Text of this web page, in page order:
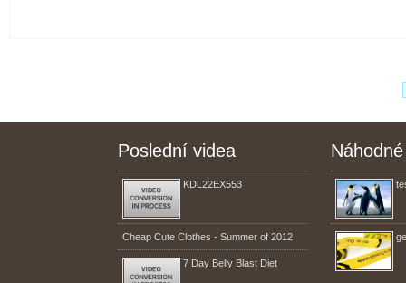
Poslední videa
KDL22EX553
Cheap Cute Clothes - Summer of 2012
7 Day Belly Blast Diet